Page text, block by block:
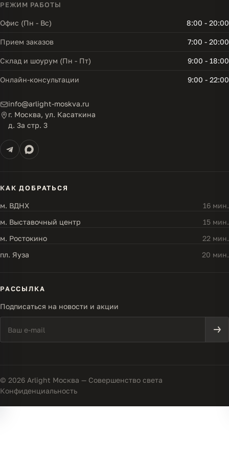
РЕЖИМ РАБОТЫ
Офис (Пн - Вс) 8:00 - 20:00
Прием заказов 7:00 - 20:00
Склад и шоурум (Пн - Пт) 9:00 - 18:00
Онлайн-консультации 9:00 - 22:00
info@arlight-moskva.ru
г. Москва, ул. Касаткина
д. 3а стр. 3
КАК ДОБРАТЬСЯ
м. ВДНХ
16 мин.
м. Выставочный центр
15 мин.
м. Ростокино
22 мин.
пл. Яуза
20 мин.
РАССЫЛКА
Подписаться на новости и акции
© 2026 Arlight Москва — Совершенство света
Конфиденциальность